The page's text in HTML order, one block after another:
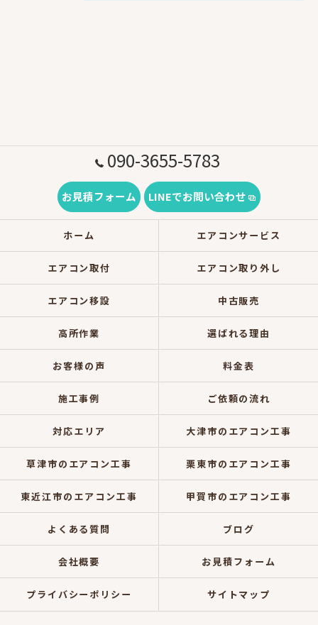
090-3655-5783
お見積フォーム LINEでお問い合わせ
ホーム エアコンサービス
エアコン取付 エアコン取り外し
エアコン移設 中古販売
高所作業 選ばれる理由
お客様の声 料金表
施工事例 ご依頼の流れ
対応エリア 大津市のエアコン工事
草津市のエアコン工事 栗東市のエアコン工事
東近江市のエアコン工事 甲賀市のエアコン工事
よくある質問 ブログ
会社概要 お見積フォーム
プライバシーポリシー サイトマップ